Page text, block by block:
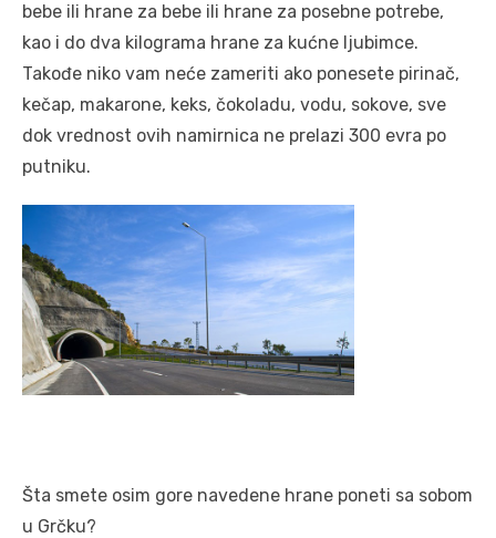
bebe ili hrane za bebe ili hrane za posebne potrebe,
kao i do dva kilograma hrane za kućne ljubimce.
Takođe niko vam neće zameriti ako ponesete pirinač,
kečap, makarone, keks, čokoladu, vodu, sokove, sve
dok vrednost ovih namirnica ne prelazi 300 evra po
putniku.
Šta smete osim gore navedene hrane poneti sa sobom
u Grčku?